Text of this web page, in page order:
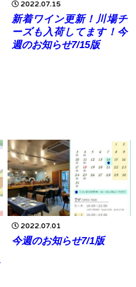
2022.07.15
新着ワイン更新！川場チ
ーズも入荷してます！今
週のお知らせ7/15版
2022.07.01
今週のお知らせ7/1版